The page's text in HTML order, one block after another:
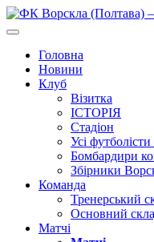
Головна
Новини
Клуб
Візитка
ІСТОРІЯ
Стадіон
Усі
Бомбардири
Збірники
Команда
Тренерський
Основний
Матчі